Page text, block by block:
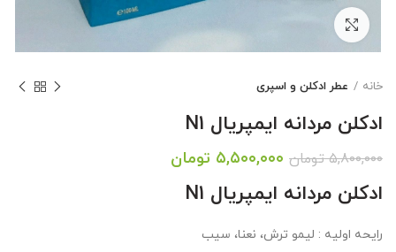
خانه عطر ادکلن و اسپری
ادکلن مردانه ایمپریال N1
۵,۸۰۰,۰۰۰ تومان قیمت
۵,۸۰۰,۰۰۰ تومان
۵,۵۰۰,۰۰۰ تومان
ادکلن مردانه ایمپریال N1
رایحه اولیه : لیمو ترش، نعنا، سیب